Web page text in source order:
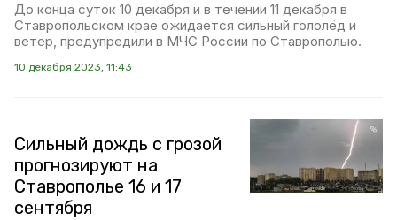
До конца суток 10 декабря и в течении 11 декабря в
Ставропольском крае ожидается сильный гололёд и
ветер, предупредили в МЧС России по Ставрополью.
10 декабря 2023, 11:43
Сильный дождь с грозой
прогнозируют на
Ставрополье 16 и 17
сентября